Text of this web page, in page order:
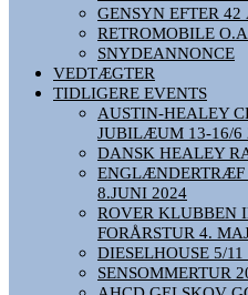
GENSYN EFTER 42
RETROMOBILE
SNYDEANNONCE
VEDTÆGTER
TIDLIGERE EVENTS
AUSTIN-HEALEY
JUBILÆUM 13-16/6
DANSK HEALEY
8.JUNI 2024
ROVER KLUBBEN
FORÅRSTUR 4.
DIESELHOUSE 5/11
SENSOMMERTUR